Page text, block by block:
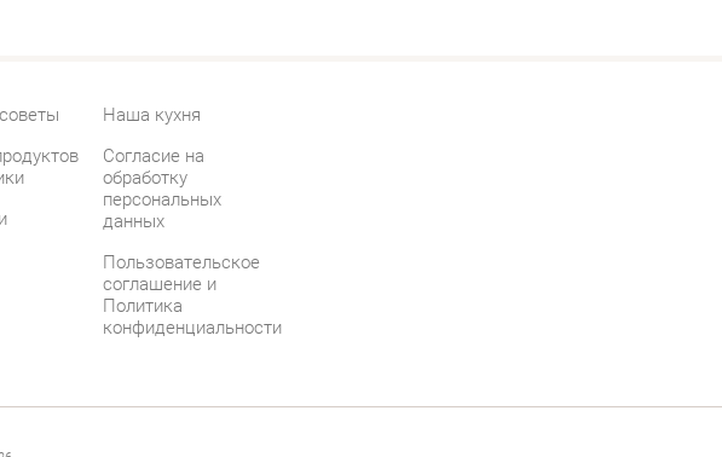
Наша кухня
Согласие на
обработку
персональных
данных
Пользовательское
соглашение и
Политика
конфиденциальности